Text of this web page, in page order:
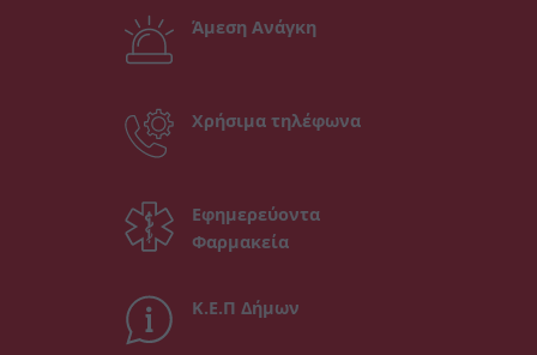
Άμεση Ανάγκη
Χρήσιμα τηλέφωνα
Εφημερεύοντα
Φαρμακεία
Κ.Ε.Π Δήμων